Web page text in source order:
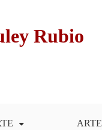
Rubio
ARTE